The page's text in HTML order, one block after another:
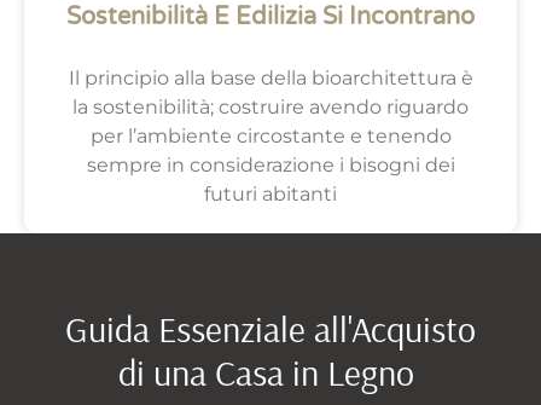
Sostenibilità E Edilizia Si Incontrano
Il principio alla base della bioarchitettura è
la sostenibilità; costruire avendo riguardo
per l’ambiente circostante e tenendo
sempre in considerazione i bisogni dei
futuri abitanti
Guida Essenziale all'Acquisto
di una Casa in Legno